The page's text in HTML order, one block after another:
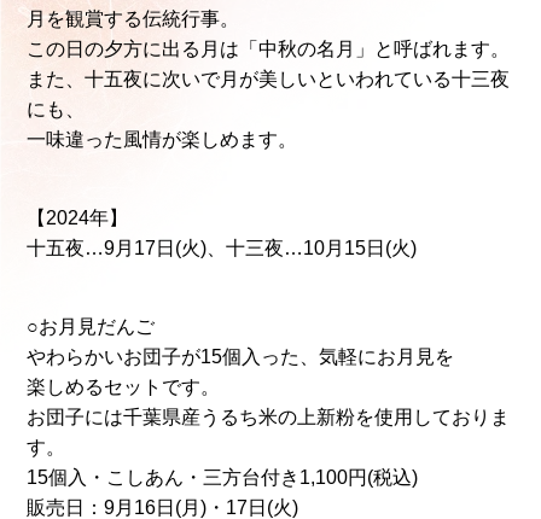
月を観賞する伝統行事。
この日の夕方に出る月は「中秋の名月」と呼ばれます。
また、十五夜に次いで月が美しいといわれている十三夜
にも、
一味違った風情が楽しめます。
【2024年】
十五夜…9月17日(火)、十三夜…10月15日(火)
○お⽉⾒だんご
やわらかいお団子が15個入った、気軽にお月見を
楽しめるセットです。
お団⼦には千葉県産うるち⽶の上新粉を使⽤しておりま
す。
15個入・こしあん・三方台付き1,100円(税込)
販売日：9月16日(月)・17日(火)